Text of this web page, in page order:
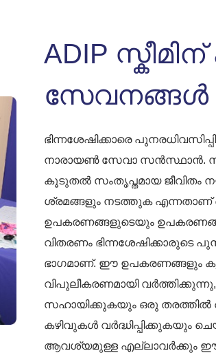
ADIP
സേവനങ്ങൾ
ഭിന്നശേഷിക്കാരെ
നാരായൺ സേവാ സൻസ്ഥാൻ.
കൂടുതൽ സംതൃപ്തമായ ജീവിതം
ശ്രമങ്ങളും നടത്തുക
ഉപകരണങ്ങളുടെയും
വിതരണം ഭിന്നശേഷിക്കാരുടെ
ഭാഗമാണ്. ഈ ഉപകരണങ്ങളും
വിപുലീകരണമായി
സഹായിക്കുകയും ഒരു തരത്തിൽ
കഴിവുകൾ വർദ്ധിപ്പിക്കുകയും
ആവശ്യമുള്ള എല്ലാവർക്കും ഈ